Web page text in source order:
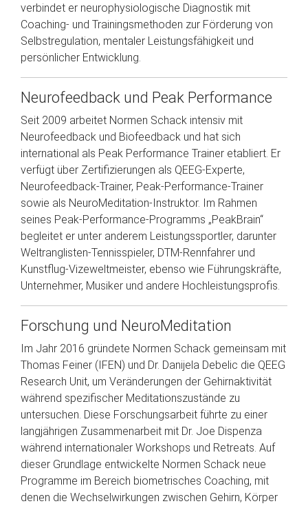
verbindet er neurophysiologische Diagnostik mit
Coaching- und Trainingsmethoden zur Förderung von
Selbstregulation, mentaler Leistungsfähigkeit und
persönlicher Entwicklung.
Neurofeedback und Peak Performance
Seit 2009 arbeitet Normen Schack intensiv mit
Neurofeedback und Biofeedback und hat sich
international als Peak Performance Trainer etabliert. Er
verfügt über Zertifizierungen als QEEG-Experte,
Neurofeedback-Trainer, Peak-Performance-Trainer
sowie als NeuroMeditation-Instruktor. Im Rahmen
seines Peak-Performance-Programms „PeakBrain“
begleitet er unter anderem Leistungssportler, darunter
Weltranglisten-Tennisspieler, DTM-Rennfahrer und
Kunstflug-Vizeweltmeister, ebenso wie Führungskräfte,
Unternehmer, Musiker und andere Hochleistungsprofis.
Forschung und NeuroMeditation
Im Jahr 2016 gründete Normen Schack gemeinsam mit
Thomas Feiner (IFEN) und Dr. Danijela Debelic die QEEG
Research Unit, um Veränderungen der Gehirnaktivität
während spezifischer Meditationszustände zu
untersuchen. Diese Forschungsarbeit führte zu einer
langjährigen Zusammenarbeit mit Dr. Joe Dispenza
während internationaler Workshops und Retreats. Auf
dieser Grundlage entwickelte Normen Schack neue
Programme im Bereich biometrisches Coaching, mit
denen die Wechselwirkungen zwischen Gehirn, Körper